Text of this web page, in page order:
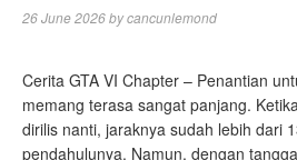
26 June 2026bycancunlemond
Cerita GTA VI Chapter – Penantian
memang terasa sangat panjang.
dirilis nanti, jaraknya sudah lebih dari
pendahulunya. Namun, dengan